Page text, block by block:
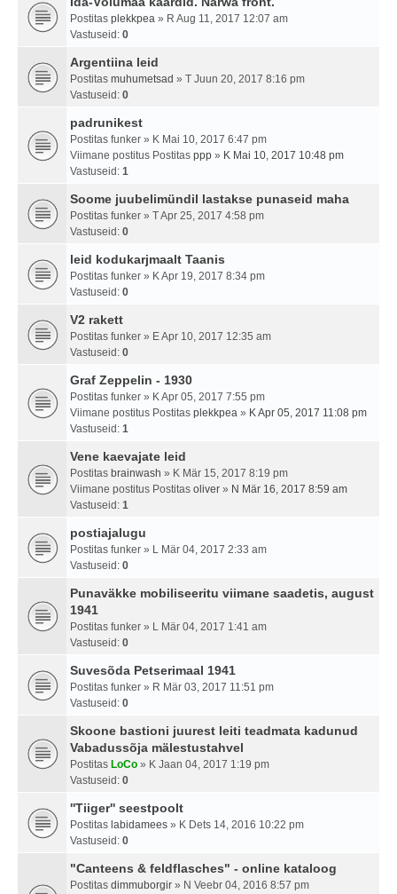
Postitas plekkpea » R Aug 11, 2017 12:07 am
Vastuseid: 0
Argentiina leid
Postitas muhumetsad » T Juun 20, 2017 8:16 pm
Vastuseid: 0
padrunikest
Postitas funker » K Mai 10, 2017 6:47 pm
Viimane postitus Postitas ppp » K Mai 10, 2017 10:48 pm
Vastuseid: 1
Soome juubelimündil lastakse punaseid maha
Postitas funker » T Apr 25, 2017 4:58 pm
Vastuseid: 0
leid kodukarjmaalt Taanis
Postitas funker » K Apr 19, 2017 8:34 pm
Vastuseid: 0
V2 rakett
Postitas funker » E Apr 10, 2017 12:35 am
Vastuseid: 0
Graf Zeppelin - 1930
Postitas funker » K Apr 05, 2017 7:55 pm
Viimane postitus Postitas plekkpea » K Apr 05, 2017 11:08 pm
Vastuseid: 1
Vene kaevajate leid
Postitas brainwash » K Mär 15, 2017 8:19 pm
Viimane postitus Postitas oliver » N Mär 16, 2017 8:59 am
Vastuseid: 1
postiajalugu
Postitas funker » L Mär 04, 2017 2:33 am
Vastuseid: 0
Punaväkke mobiliseeritu viimane saadetis, august
1941
Postitas funker » L Mär 04, 2017 1:41 am
Vastuseid: 0
Suvesõda Petserimaal 1941
Postitas funker » R Mär 03, 2017 11:51 pm
Vastuseid: 0
Skoone bastioni juurest leiti teadmata kadunud
Vabadussõja mälestustahvel
Postitas LoCo » K Jaan 04, 2017 1:19 pm
Vastuseid: 0
''Tiiger'' seestpoolt
Postitas labidamees » K Dets 14, 2016 10:22 pm
Vastuseid: 0
"Canteens & feldflasches" - online kataloog
Postitas dimmuborgir » N Veebr 04, 2016 8:57 pm